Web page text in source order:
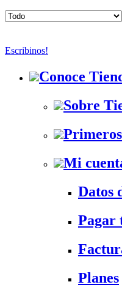
Escribinos!
Conoce
Sobre
Mi
Datos
Pagar
Planes